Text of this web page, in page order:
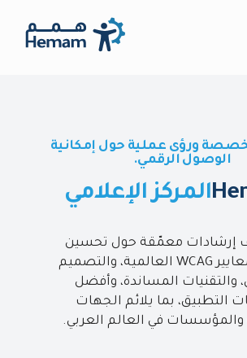
ورؤى عملية حول إمكانية
الوصول الرقمي.
المركز الإعلامي
إرشادات معمّقة حول تحسين
الامتثال لمعايير WCAG العالمية، والتصميم
والتقنيات المساندة، وأفضل
التطبيق، بما يلائم الجهات
والمؤسسات في العالم العربي.